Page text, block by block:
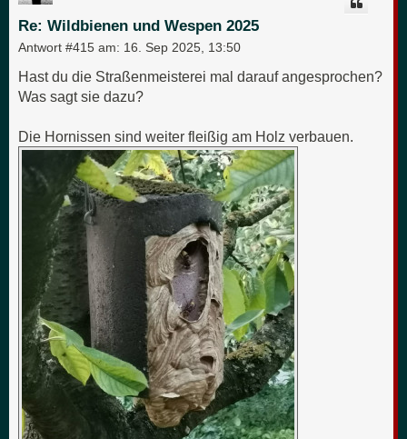
Re: Wildbienen und Wespen 2025
Antwort #415 am: 16. Sep 2025, 13:50
Hast du die Straßenmeisterei mal darauf angesprochen?
Was sagt sie dazu?
Die Hornissen sind weiter fleißig am Holz verbauen.